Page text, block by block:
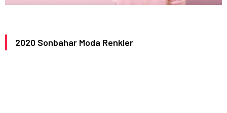
2020 Sonbahar Moda Renkler